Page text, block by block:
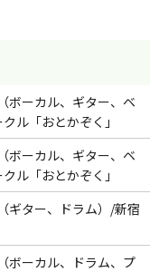
ボーカル、ギター、ベ
ル「おとかぞく」
ボーカル、ギター、ベ
ル「おとかぞく」
ギター、ドラム）/新宿
ボーカル、ドラム、プ